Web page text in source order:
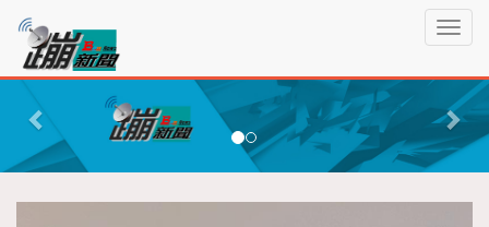
T
g
l
e
蹦
新
聞P
r
v
i
N
e
x
t